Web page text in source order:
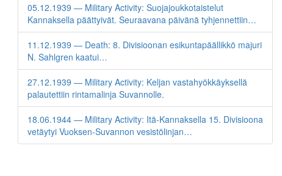
05.12.1939 — Military Activity: Suojajoukkotaistelut
Kannaksella päättyivät. Seuraavana päivänä tyhjennettiin…
11.12.1939 — Death: 8. Divisioonan esikuntapäällikkö majuri
N. Sahlgren kaatui…
27.12.1939 — Military Activity: Keljan vastahyökkäyksellä
palautettiin rintamalinja Suvannolle.
18.06.1944 — Military Activity: Itä-Kannaksella 15. Divisioona
vetäytyi Vuoksen-Suvannon vesistölinjan…